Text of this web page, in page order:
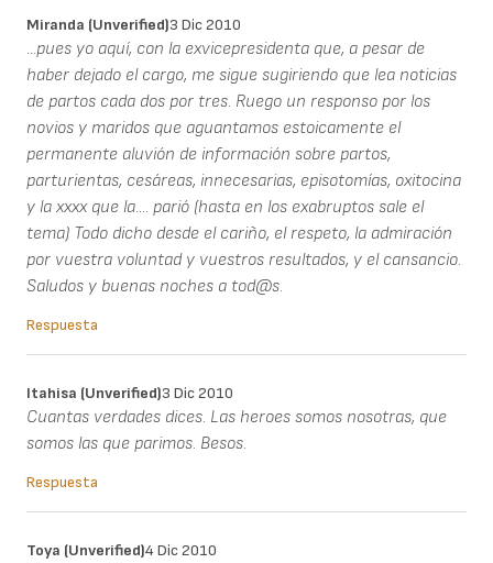
Miranda (unverified)3 Dic 2010
...pues yo aquí, con la exvicepresidenta que, a pesar de
haber dejado el cargo, me sigue sugiriendo que lea noticias
de partos cada dos por tres. Ruego un responso por los
novios y maridos que aguantamos estoicamente el
permanente aluvión de información sobre partos,
parturientas, cesáreas, innecesarias, episotomías, oxitocina
y la xxxx que la.... parió (hasta en los exabruptos sale el
tema) Todo dicho desde el cariño, el respeto, la admiración
por vuestra voluntad y vuestros resultados, y el cansancio.
Saludos y buenas noches a tod@s.
Respuesta
Itahisa (unverified)3 Dic 2010
Cuantas verdades dices. Las heroes somos nosotras, que
somos las que parimos. Besos.
Respuesta
Toya (unverified)4 Dic 2010